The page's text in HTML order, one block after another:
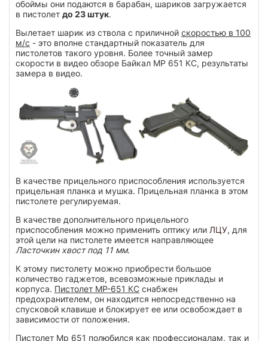
обоймы они подаются в барабан, шариков загружается
в пистолет до 23 штук.
Вылетает шарик из ствола с приличной скоростью в 100
м/с - это вполне стандартный показатель для
пистолетов такого уровня. Более точный замер
скорости в видео обзоре Байкал МР 651 КС, результаты
замера в видео.
В качестве прицельного приспособления используется
прицельная планка и мушка. Прицельная планка в этом
пистолете регулируемая.
В качестве дополнительного прицельного
приспособления можно применить оптику или ЛЦУ, для
этой цели на пистолете имеется направляющее
Ласточкин хвост под 11 мм.
К этому пистолету можно приобрести большое
количество гаджетов, всевозможные приклады и
корпуса. Пистолет МР-651 КС снабжен
предохранителем, он находится непосредственно на
спусковой клавише и блокирует ее или освобождает в
зависимости от положения.
Пистолет Мр 651 полюбился как профессионалам, так и